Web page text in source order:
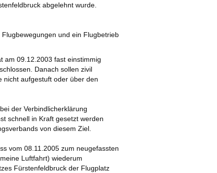
abgelehnt wurde.
und ein Flugbetrieb
am 09.12.2003 fast einstimmig
Danach sollen zivil
nicht aufgestuft oder über den
der Verbindlicherklärung
schnell in Kraft gesetzt werden
von diesem Ziel.
vom 08.11.2005 zum neugefassten
Luftfahrt) wiederum
Fürstenfeldbruck der Flugplatz